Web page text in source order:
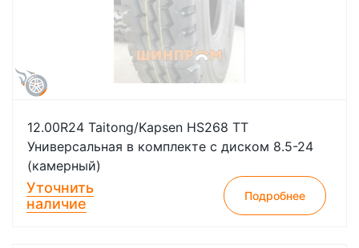
12.00R24 Taitong/Kapsen HS268 TT
Универсальная в комплекте с диском 8.5-24
(камерный)
Уточнить
наличие
Подробнее